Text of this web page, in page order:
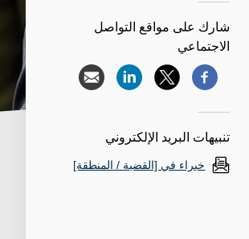
شارك على مواقع التواصل
الاجتماعي
تنبيهات البريد الإلكتروني
خبراء في [القضية / المنطقة]